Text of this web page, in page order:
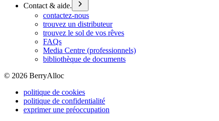
Contact & aide.
contactez-nous
trouvez un distributeur
trouvez le sol de vos rêves
FAQs
Media Centre (professionnels)
bibliothèque de documents
© 2026 BerryAlloc
politique de cookies
politique de confidentialité
exprimer une préoccupation